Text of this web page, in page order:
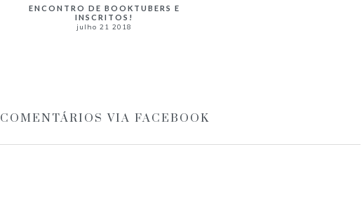
ENCONTRO DE BOOKTUBERS E
INSCRITOS!
julho 21 2018
COMENTÁRIOS VIA FACEBOOK